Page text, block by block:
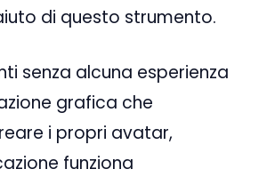
di questo strumento.
senza alcuna esperienza
grafica che
i propri avatar,
funziona